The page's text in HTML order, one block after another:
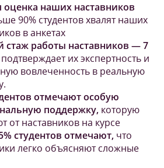
оценка наших наставников
90% студентов хвалят наших
в анкетах
стаж работы наставников — 7
их экспертность и
вовлеченность в реальную
отмечают особую
поддержку, которую
от наставников на курсе
студентов отмечают, что
легко объясняют сложные